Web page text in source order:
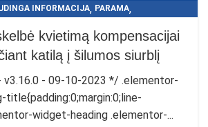
INFORMACIJA, PARAMA,
kvietimą kompensacijai
katilą į šilumos siurblį
- 09-10-2023 */ .elementor-
title{padding:0;margin:0;line-
widget-heading .elementor-...